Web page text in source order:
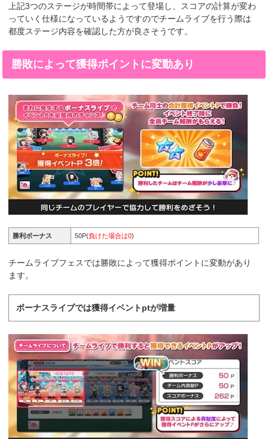
上記3つのステージが時間帯によって登場し、スコアの計算が変わ
っていく仕様になっているようですのでチームライブを行う際は
都度ステージ内容を確認した方が良さそうです。
勝敗によって獲得ポイントに変動あり
勝利ボーナス 50P(負けた場合は0)
チームライブフェスでは勝敗によって獲得ポイントに変動があり
ます。
ボーナスライブでは獲得イベントptが増量